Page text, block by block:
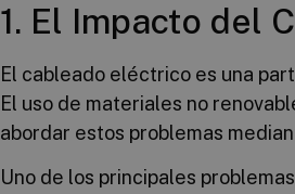
1. El Impacto del
El cableado eléctrico es una
El uso de materiales no
abordar estos problemas
Uno de los principales